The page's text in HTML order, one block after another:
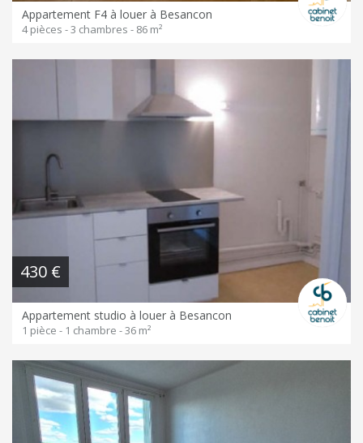
Appartement F4 à louer à Besancon
4 pièces - 3 chambres - 86 m²
430 €
Appartement studio à louer à Besancon
1 pièce - 1 chambre - 36 m²